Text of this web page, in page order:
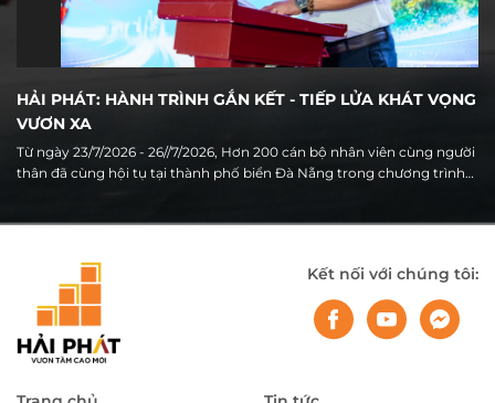
HẢI PHÁT: HÀNH TRÌNH GẮN KẾT - TIẾP LỬA KHÁT VỌNG
VƯƠN XA
Từ ngày 23/7/2026 - 26//7/2026, Hơn 200 cán bộ nhân viên cùng người
thân đã cùng hội tụ tại thành phố biển Đà Nẵng trong chương trình
năm và chuẩn bị cho giai đoạn tăng tốc của những tháng cuối năm.
Kết nối với chúng tôi: